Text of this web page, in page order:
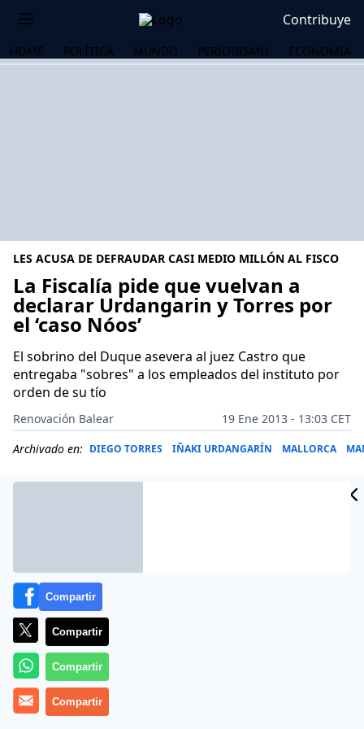
Contribuye
HOME POLÍTICA MUNDO PERIODISMO ECONOMÍA
LES ACUSA DE DEFRAUDAR CASI MEDIO MILLÓN AL FISCO
La Fiscalía pide que vuelvan a
declarar Urdangarin y Torres por
el ‘caso Nóos’
El sobrino del Duque asevera al juez Castro que
entregaba "sobres" a los empleados del instituto por
orden de su tío
Renovación Balear
19 Ene 2013 - 13:03 CET
Archivado en: DIEGO TORRES IÑAKI URDANGARÍN MALLORCA
Más información
Compartir
Compartir
Compartir
Compartir